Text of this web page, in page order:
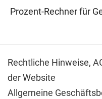
Prozent-Rechner für
Rechtliche Hinweise,
der Website
Allgemeine